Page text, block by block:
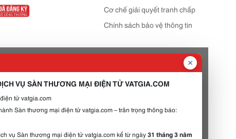
Cơ chế giải quyết tranh chấp
Chính sách bảo vệ thông tin
VỤ SÀN THƯƠNG MẠI ĐIỆN TỬ VATGIA.COM
tử vatgia.com
Sàn thương mại điện tử vatgia.com – trân trọng thông báo:
vụ Sàn thương mại điện tử vatgia.com kể từ ngày31 tháng 3 năm